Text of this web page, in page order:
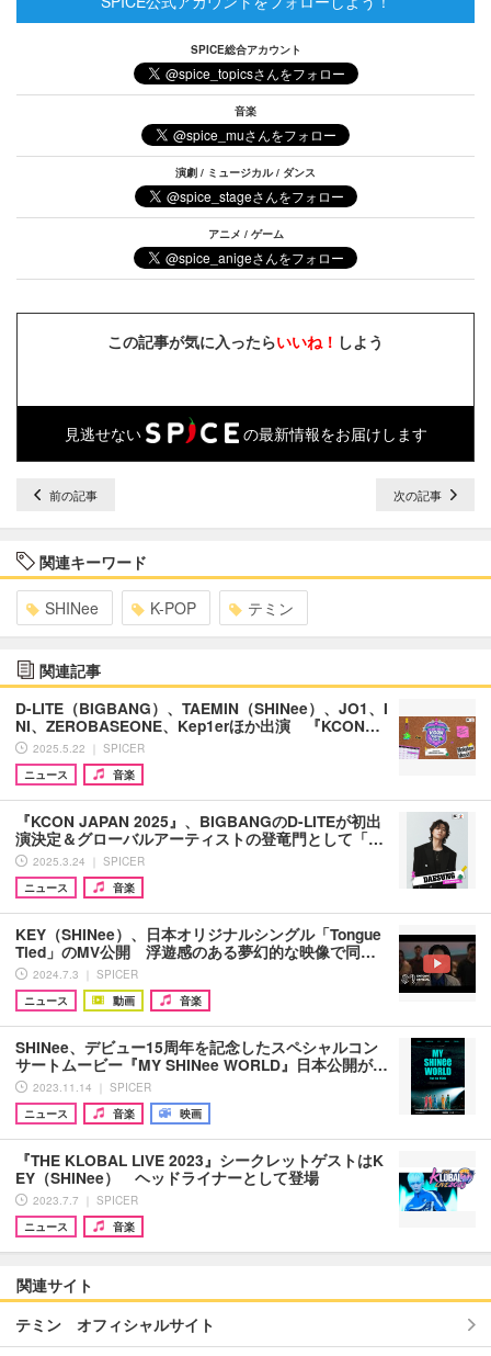
SPICE総合アカウント
音楽
演劇 / ミュージカル / ダンス
アニメ / ゲーム
この記事が気に入ったらいいね！ しよう
見逃せない の最新情報をお届けします
前の記事 次の記事
関連キーワード
SHINee K-POP テミン
関連記事
D-LITE（BIGBANG）、TAEMIN（SHINee）、JO1、I
NI、ZEROBASEONE、Kep1erほか出演 『KCON…
2025.5.22 ｜ SPICER
ニュース
音楽
『KCON JAPAN 2025』、BIGBANGのD-LITEが初出
演決定＆グローバルアーティストの登竜門として「…
2025.3.24 ｜ SPICER
ニュース
音楽
KEY（SHINee）、日本オリジナルシングル「Tongue
Tied」のMV公開 浮遊感のある夢幻的な映像で同…
2024.7.3 ｜ SPICER
ニュース
動画 音楽
SHINee、デビュー15周年を記念したスペシャルコン
サートムービー『MY SHINee WORLD』日本公開が…
2023.11.14 ｜ SPICER
ニュース
音楽 映画
『THE KLOBAL LIVE 2023』シークレットゲストはK
EY（SHINee） ヘッドライナーとして登場
2023.7.7 ｜ SPICER
ニュース
音楽
関連サイト
テミン オフィシャルサイト